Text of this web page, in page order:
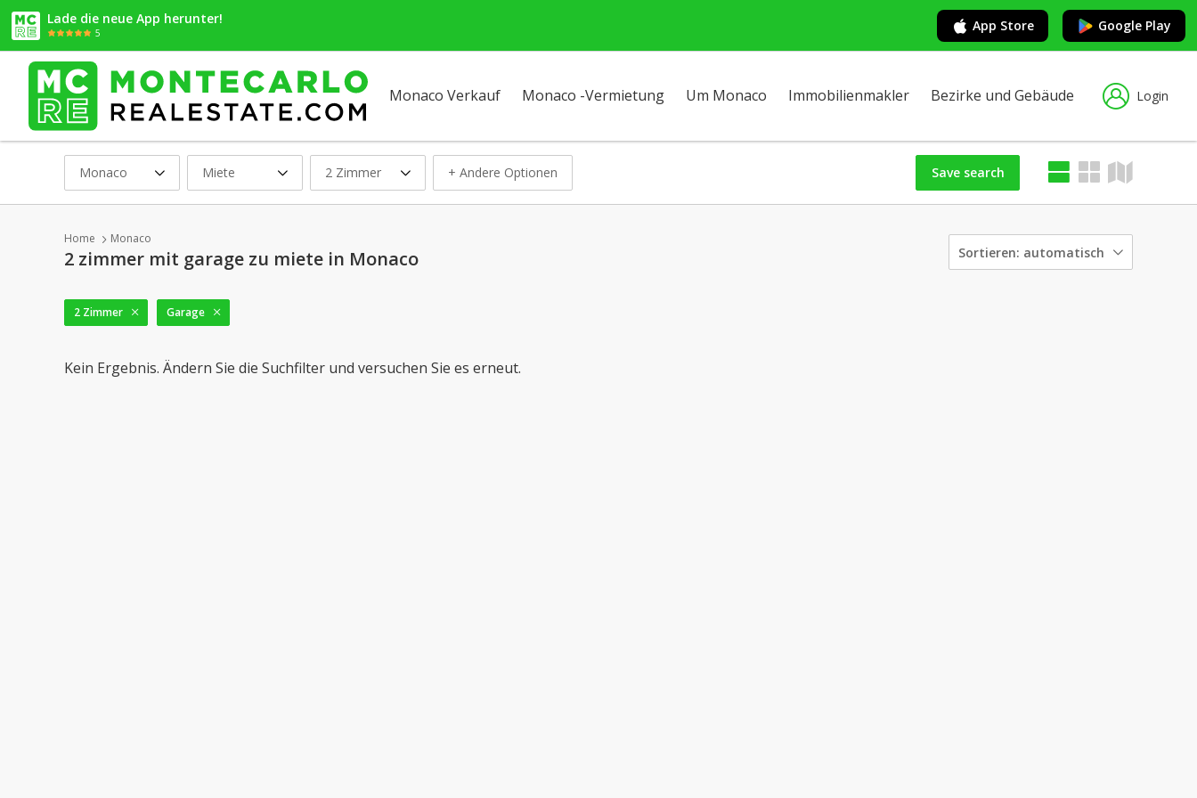
Lade die neue App herunter!
5 App Store Google Play
Monaco Verkauf Monaco -Vermietung Um Monaco Immobilienmakler Bezirke und Gebäude Login
Monaco Miete 2 Zimmer + Andere Optionen
Sortieren: automatisch
Save search
Home Monaco
2 zimmer mit garage zu miete in Monaco
2 Zimmer Garage
Kein Ergebnis. Ändern Sie die Suchfilter und versuchen Sie es erneut.